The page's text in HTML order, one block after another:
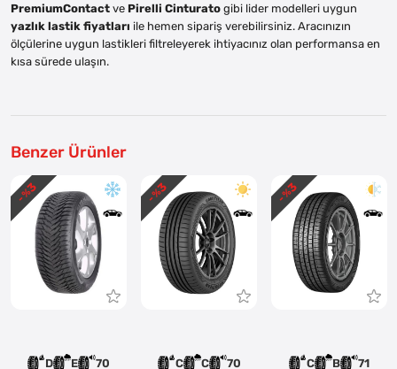
PremiumContact ve Pirelli Cinturato gibi lider modelleri uygun
yazlık lastik fiyatları ile hemen sipariş verebilirsiniz. Aracınızın
ölçülerine uygun lastikleri filtreleyerek ihtiyacınız olan performansa en
kısa sürede ulaşın.
Benzer Ürünler
D E 70
- %
3
C C 70
- %
3
C B 71
- %
3